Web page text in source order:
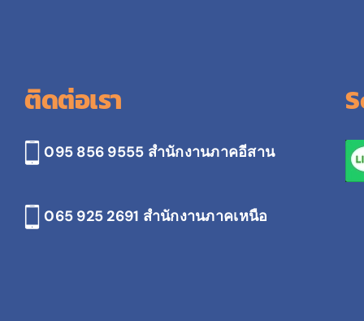
ติดต่อเรา
095 856 9555 สำนักงานภาคอีสาน
065 925 2691 สำนักงานภาคเหนือ